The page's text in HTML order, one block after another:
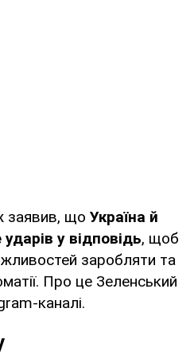
заявив, що Україна й
у відповідь, щоб
заробляти та
Про це Зеленський
каналі.